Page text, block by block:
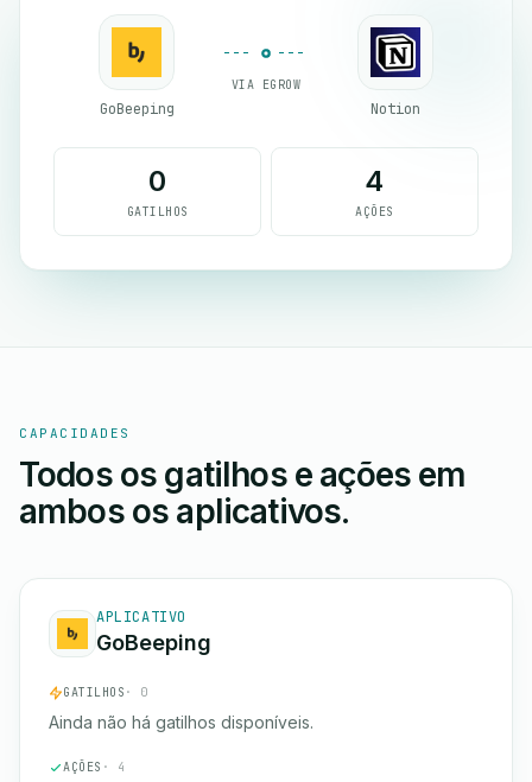
GoBeeping
VIA EGROW
Notion
0
GATILHOS
4
AÇÕES
CAPACIDADES
Todos os gatilhos e ações em
ambos os aplicativos.
APLICATIVO
GoBeeping
GATILHOS · 0
Ainda não há gatilhos disponíveis.
AÇÕES · 4